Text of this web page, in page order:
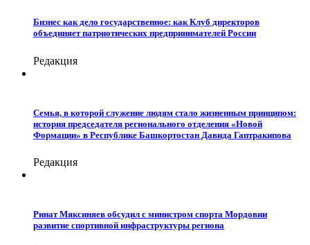
Бизнес как дело государственное: как Клуб директоров
объединяет патриотических предпринимателей России
Редакция
Семья, в которой служение людям стало жизненным принципом:
история председателя регионального отделения «Новой
Формации» в Республике Башкортостан Давида Гаптракипова
Редакция
Ринат Мяксиняев обсудил с министром спорта Мордовии
развитие спортивной инфраструктуры региона